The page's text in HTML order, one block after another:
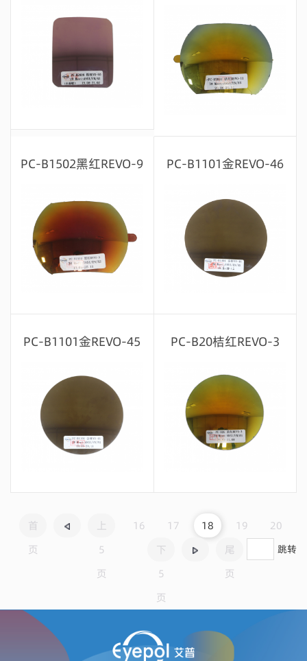
PC-B1502黑红REVO-9 PC-B1101金REVO-46
PC-B1101金REVO-45 PC-B20桔红REVO-3
首
页
上
5
页
16 17 18 19
20
下
5
页
尾
页
跳转